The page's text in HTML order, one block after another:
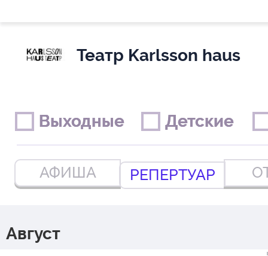
Театр Karlsson haus
АФИША РЕПЕРТУАР
Выходные
Выходные Детские
Детские
Август